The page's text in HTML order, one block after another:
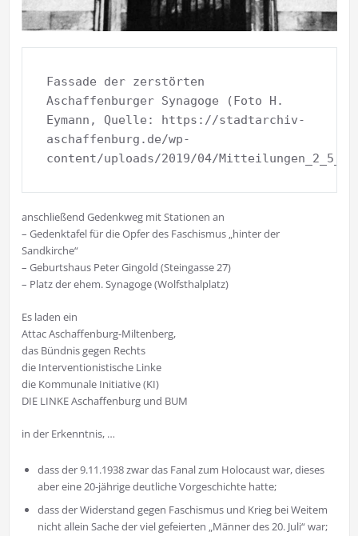
Fassade der zerstörten
Aschaffenburger Synagoge (Foto H.
Eymann, Quelle: https://stadtarchiv-
aschaffenburg.de/wp-
content/uploads/2019/04/
anschließend Gedenkweg mit Stationen an
– Gedenktafel für die Opfer des Faschismus „hinter der
Sandkirche“
– Geburtshaus Peter Gingold (Steingasse 27)
– Platz der ehem. Synagoge (Wolfsthalplatz)
Es laden ein
Attac Aschaffenburg-Miltenberg,
das Bündnis gegen Rechts
die Interventionistische Linke
die Kommunale Initiative (KI)
DIE LINKE Aschaffenburg und BUM
in der Erkenntnis, …
dass der 9.11.1938 zwar das Fanal zum Holocaust war, dieses
aber eine 20-jährige deutliche Vorgeschichte hatte;
dass der Widerstand gegen Faschismus und Krieg bei Weitem
nicht allein Sache der viel gefeierten „Männer des 20. Juli“ war;